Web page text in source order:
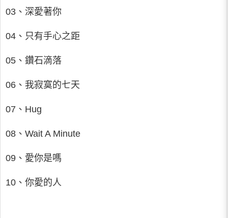
03、深愛著你
04、只有手心之距
05、鑽石滴落
06、我寂寞的七天
07、Hug
08、Wait A Minute
09、愛你是嗎
10、你愛的人